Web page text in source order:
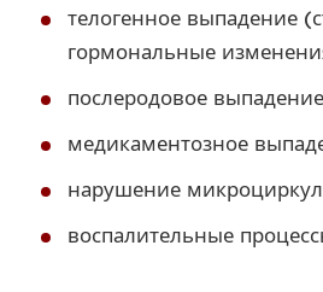
телогенное выпадение
гормональные
послеродовое выпадение
медикаментозное
нарушение
воспалительные